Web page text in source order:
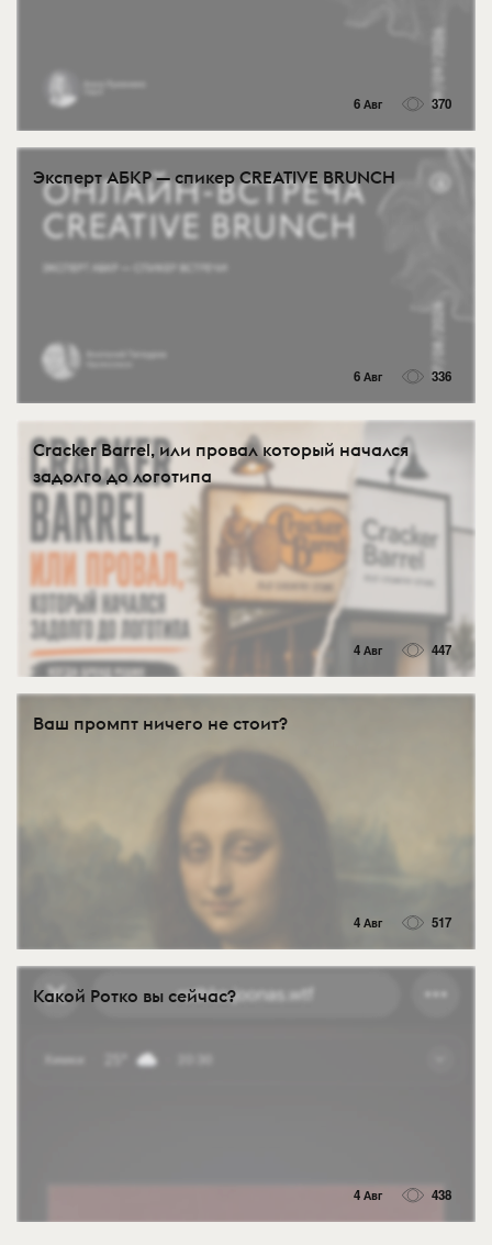
6 Авг 370
Эксперт АБКР — спикер CREATIVE BRUNCH
6 Авг 336
Cracker Barrel, или провал который начался
задолго до логотипа
4 Авг 447
Ваш промпт ничего не стоит?
4 Авг 517
Какой Ротко вы сейчас?
4 Авг 438